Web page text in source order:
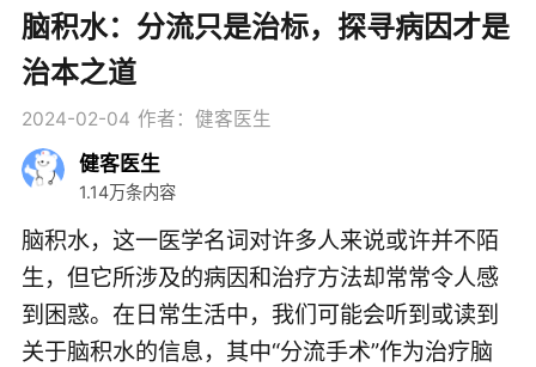
脑积水：分流只是治标，探寻病因才是
治本之道
2024-02-04 作者：健客医生
健客医生
1.14万条内容
脑积水，这一医学名词对许多人来说或许并不陌
生，但它所涉及的病因和治疗方法却常常令人感
到困惑。在日常生活中，我们可能会听到或读到
关于脑积水的信息，其中“分流手术”作为治疗脑